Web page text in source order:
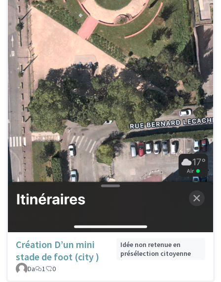
Création D’un mini
stade de foot (city )
Idée non retenue en
présélection citoyenne
Da
1 0